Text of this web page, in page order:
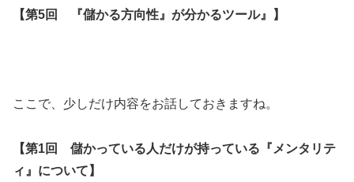
【第5回 『儲かる方向性』が分かるツール』】
ここで、少しだけ内容をお話しておきますね。
【第1回 儲かっている人だけが持っている『メンタリテ
ィ』について】